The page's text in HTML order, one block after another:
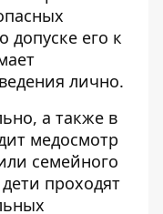
допуске его к
лично.
а также в
медосмотр
семейного
проходят